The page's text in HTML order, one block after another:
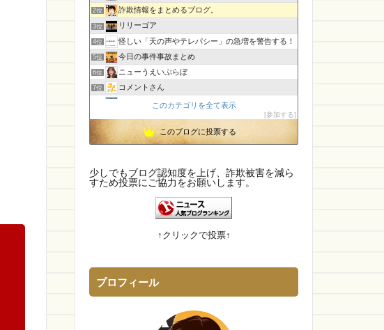
2位 詐欺情報をまとめるブログ。
3位 リリーゴア
4位 怪しい「天の声やテレパシー」の急増を警告する！
5位 今日の事件事故まとめ
6位 ニューうえいぶらぼ
7位 コメントさん
孤島の奇譚
9位 CamTalk〜生活情報サイト
10位 【国内・海外】ニュースまとめ【芸能・科学・エトセトラ】
13位 エンジニアの憂鬱
幽霊食口さんのメッセージ?
このカテゴリを全て表示
参加する
このブログに投票する
少しでもブログ認知度を上げ、詐欺被害を減ら
すため投票にご協力をお願いします。
↑クリックで投票↑
プロフィール